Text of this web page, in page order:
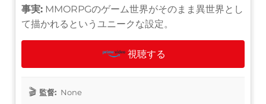
事実: MMORPGのゲーム世界がそのまま異世界とし
て描かれるというユニークな設定。
視聴する
監督: None